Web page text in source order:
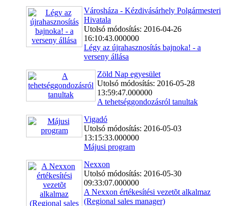
Városháza - Kézdivásárhely Polgármesteri
Hivatala
Utolsó módosítás: 2016-04-26
16:10:43.000000
Légy az újrahasznosítás bajnoka! - a
verseny állása
Zöld Nap egyesület
Utolsó módosítás: 2016-05-28
13:59:47.000000
A tehetséggondozásról tanultak
Vigadó
Utolsó módosítás: 2016-05-03
13:15:33.000000
Májusi program
Nexxon
Utolsó módosítás: 2016-05-30
09:33:07.000000
A Nexxon értékesítési vezetõt alkalmaz
(Regional sales manager)